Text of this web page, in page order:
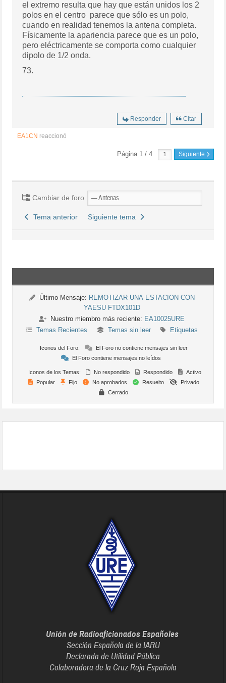
el extremo resulta que hay que están unidos los 2
polos en el centro parece que sólo es un polo,
cuando en realidad tenemos la antena completa.
Físicamente la apariencia parece que es un polo,
pero eléctricamente se comporta como cualquier
dipolo de 1/2 onda.
73.
Responder Citar
EA1CN reaccionó
Página 1 / 4 Siguiente
Cambiar de foro
Tema anterior Siguiente tema
Último Mensaje: REMOTIZAR UNA ESTACION CON
YAESU FTDX101D
Nuestro miembro más reciente: EA10025URE
Temas Recientes
Temas sin leer Etiquetas
Iconos del Foro:
El Foro no contiene mensajes sin leer
El Foro contiene mensajes no leídos
Iconos de los Temas: No respondido Respondido
Activo
Popular
Fijo No aprobados Resuelto
Privado
Cerrado
Unión de Radioaficionados Españoles
Sección Española de la IARU
Declarada de Utilidad Pública
Colaboradora de la Cruz Roja Española